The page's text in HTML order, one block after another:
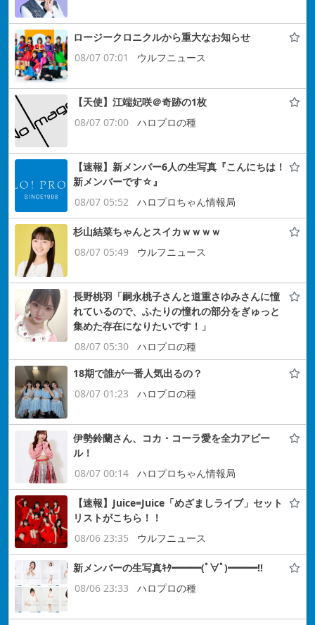
ロージークロニクルから重大なお知らせ
08/07 07:01
ウルフニュース
【天使】江端妃咲＠奇跡の1枚
08/07 07:00
ハロプロの種
【速報】新メンバー6人の生写真『こんにちは！
新メンバーです☆』
08/07 05:52
ハロプロちゃん情報局
杉山結菜ちゃんとスイカｗｗｗｗ
08/07 05:49
ウルフニュース
長野桃羽「嗣永桃子さんと道重さゆみさんに憧
れているので、ふたりの憧れの部分をぎゅっと
集めた存在になりたいです！」
08/07 05:30
ハロプロの種
18期で誰が一番人気出るの？
08/07 01:23
ハロプロの種
伊勢鈴蘭さん、コカ・コーラ愛を全力アピー
ル！
08/07 00:14
ハロプロちゃん情報局
【速報】Juice=Juice「めざましライブ」セット
リストがこちら！！
08/06 23:35
ウルフニュース
新メンバーの生写真ｷﾀ━━━(ﾟ∀ﾟ)━━━!!
08/06 23:33
ハロプロの種